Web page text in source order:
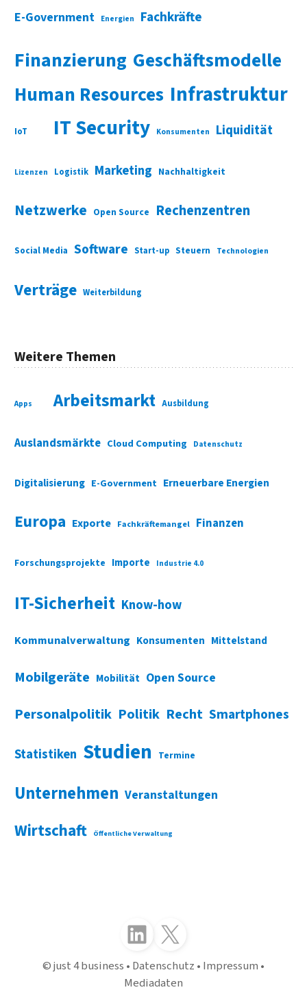
E-Government Energien Fachkräfte
Finanzierung Geschäftsmodelle
Human Resources Infrastruktur
IoT IT Security Konsumenten Liquidität
Lizenzen Logistik Marketing Nachhaltigkeit
Netzwerke Open Source Rechenzentren
Social Media Software Start-up Steuern Technologien
Verträge Weiterbildung
Weitere Themen
Apps Arbeitsmarkt Ausbildung
Auslandsmärkte Cloud Computing Datenschutz
Digitalisierung E-Government Erneuerbare Energien
Europa Exporte Fachkräftemangel Finanzen
Forschungsprojekte Importe Industrie 4.0
IT-Sicherheit Know-how
Kommunalverwaltung Konsumenten Mittelstand
Mobilgeräte Mobilität Open Source
Personalpolitik Politik Recht Smartphones
Statistiken Studien Termine
Unternehmen Veranstaltungen
Wirtschaft Öffentliche Verwaltung
Folgen Sie uns auf LinkedInFolgen Sie uns auf X (Twitter)
just 4 business Datenschutz Impressum
Mediadaten